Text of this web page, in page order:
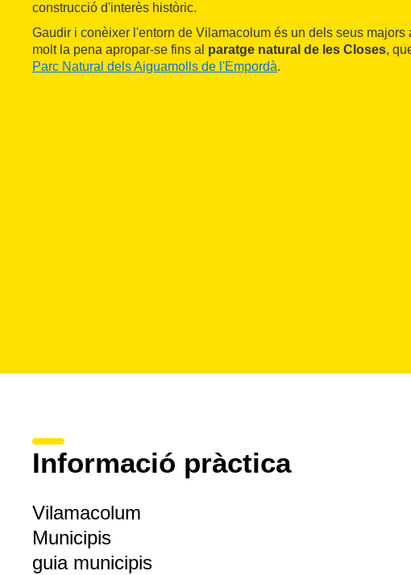
construcció d'interès històric.
Gaudir i conèixer l'entorn de Vilamacolum és un dels seus majors
molt la pena apropar-se fins al paratge natural de les Closes,
Parc Natural dels Aiguamolls de l'Empordà.
Informació pràctica
Vilamacolum
Municipis
guia municipis